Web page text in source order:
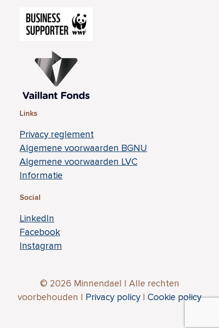
Links
Privacy reglement
Algemene voorwaarden BGNU
Algemene voorwaarden LVC
Informatie
Social
LinkedIn
Facebook
Instagram
© 2026 Minnendael | Alle rechten
voorbehouden | Privacy policy | Cookie policy